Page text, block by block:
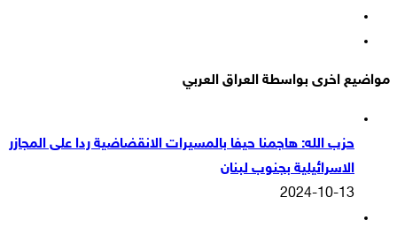
مواضيع اخرى بواسطة العراق العربي
حزب الله: هاجمنا حيفا بالمسيرات الانقضاضية ردا على المجازر
الاسرائيلية بجنوب لبنان
2024-10-13